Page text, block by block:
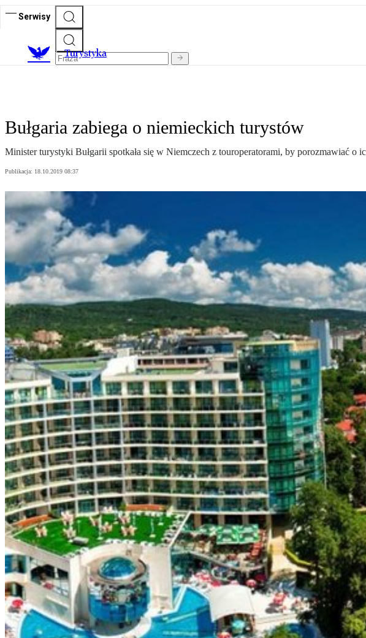
Serwisy
Turystyka
Bułgaria zabiega o niemieckich turystów
Minister turystyki Bułgarii spotkała się w Niemczech z touroperatorami, by porozmawiać
Publikacja: 18.10.2019 08:37